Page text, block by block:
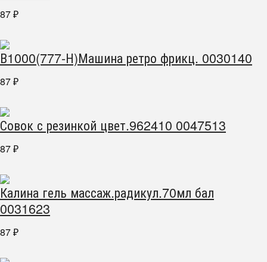
87 ₽
В1000(777-Н)Машина ретро фрикц. 0030140
87 ₽
Совок с резинкой цвет.962410 0047513
87 ₽
Калина гель массаж.радикул.70мл бал
0031623
87 ₽